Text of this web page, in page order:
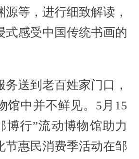
等，进行细致解读，
式感受中国传统书画的
送到老百姓家门口，
馆中并不鲜见。5月15
博行”流动博物馆助力
节惠民消费季活动在邹